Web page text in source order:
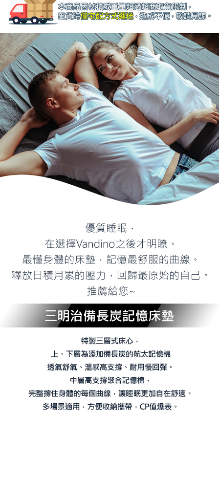
https://aftee.tw/terms/#terms3
３．未成年的使用者請事先徵得法定代理人或監護人之同意方可使用
「AFTEE先享後付」，若未經同意申辦者引起之損失，本公司不負相關責
任。
４．使用「AFTEE先享後付」時，將依據個別帳號之用戶狀況，依本公司即
時審查核予不同之上限額度；若仍有額度不足之情形，本公司將視審查結果
請求用戶進行身份認證。
５．嚴禁一人註冊多個帳號或使用他人資訊註冊。若發現惡意使用之情形，
恩沛科技股份有限公司將有權停止該用戶之使用額度並採取法律行動。